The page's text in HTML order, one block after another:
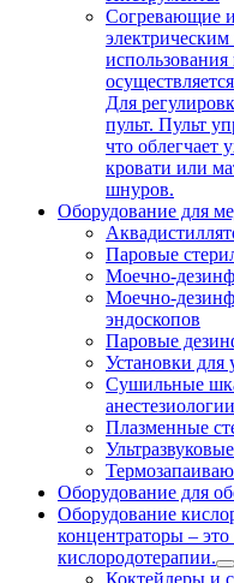
Согревающие
Для
пульт. Пульт
что облегчает
кровати или
шнуров.
Оборудование для
Паровые
Моечно-
Моечно-
эндоскопов
Паровые
Установки для
Сушильные
анестезиологии
Плазменные
Оборудование для
Оборудование
концентраторы –
кислородотерапии.
Коктейлеры и